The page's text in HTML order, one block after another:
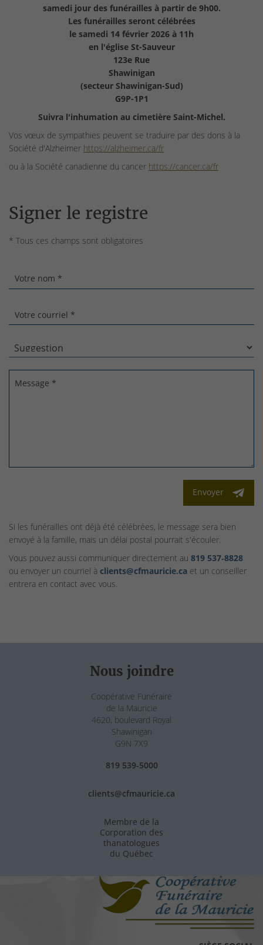
samedi jour des funérailles à partir de 9h00.
Les funérailles seront célébrées
le samedi 14 février 2026 à 11h
en l'église St-Sauveur
123e Rue
Shawinigan
(secteur Shawinigan-Sud)
G9P-1P1
Suivra l'inhumation au cimetière Saint-Michel.
Vos vœux de sympathies peuvent se traduire par des dons à la
Société d'Alzheimer https://alzheimer.ca/fr
ou à la Société canadienne du cancer https://cancer.ca/fr
Signer le registre
* Tous ces champs sont obligatoires
Votre nom *
Votre courriel *
Message *
Envoyer
Si les funérailles ont déjà été célébrées, le message sera bien
envoyé à la famille, mais un délai postal pourrait s'écouler.
Vous pouvez aussi communiquer directement au 819 537‑8828
ou envoyer un courriel à clients@cfmauricie.ca et un conseiller
entrera en contact avec vous.
Nous joindre
Coopérative Funéraire
de la Mauricie
4620, boulevard Royal
Shawinigan
G9N 7X9
819 539-5000
clients@cfmauricie.ca
Membre de la
Corporation des
thanatologues
du Québec